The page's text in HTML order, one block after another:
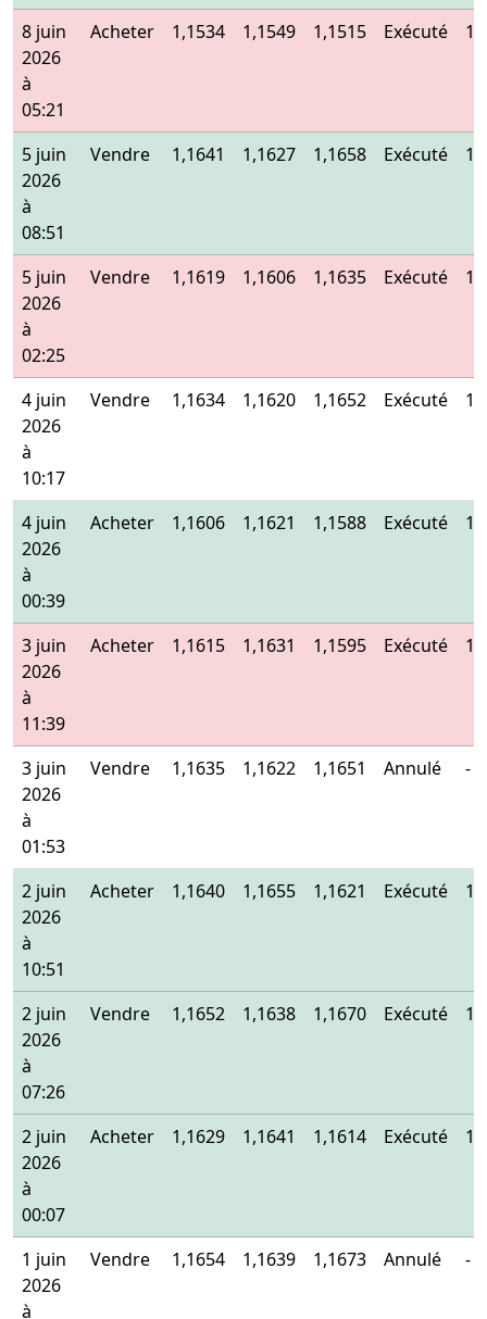
8 juin
2026
à
05:21
Acheter 1,1534 1,1549 1,1515 Exécuté
5 juin
2026
à
08:51
Vendre 1,1641 1,1627 1,1658 Exécuté
5 juin
2026
à
02:25
Vendre 1,1619 1,1606 1,1635 Exécuté
4 juin
2026
à
10:17
Vendre 1,1634 1,1620 1,1652 Exécuté
4 juin
2026
à
00:39
Acheter 1,1606 1,1621 1,1588 Exécuté
3 juin
2026
à
11:39
Acheter 1,1615 1,1631 1,1595 Exécuté
3 juin
2026
à
01:53
Vendre 1,1635 1,1622 1,1651 Annulé -
2 juin
2026
à
10:51
Acheter 1,1640 1,1655 1,1621 Exécuté
2 juin
2026
à
07:26
Vendre 1,1652 1,1638 1,1670 Exécuté
2 juin
2026
à
00:07
Acheter 1,1629 1,1641 1,1614 Exécuté
1 juin
2026
à
Vendre 1,1654 1,1639 1,1673 Annulé -